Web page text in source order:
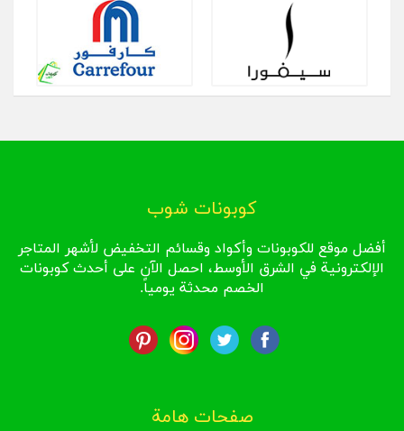
كوبونات شوب
أفضل موقع للكوبونات وأكواد وقسائم التخفيض لأشهر المتاجر
الإلكترونية في الشرق الأوسط، احصل الآن على أحدث كوبونات
الخصم محدثة يومياً.
صفحات هامة